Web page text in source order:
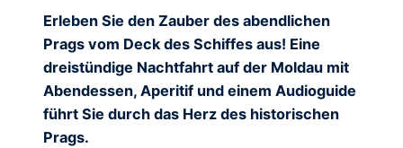
Erleben Sie den Zauber des abendlichen
Prags vom Deck des Schiffes aus! Eine
dreistündige Nachtfahrt auf der Moldau mit
Abendessen, Aperitif und einem Audioguide
führt Sie durch das Herz des historischen
Prags.